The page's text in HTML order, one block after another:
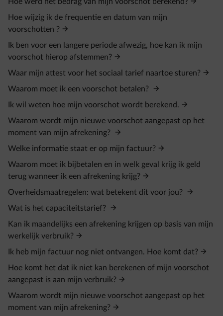
Hoe wijzig ik de frequentie en datum van mijn
voorschotten ?
Ik ben voor een langere periode afwezig, hoe kan ik mijn
voorschot hierop afstemmen?
Waar mijn attest voor het sociaal tarief naartoe sturen?
Waarom moet ik een voorschot betalen?
Ik wil weten hoe mijn voorschot wordt berekend.
Waarom wordt mijn nieuwe voorschot aangepast op het
moment van mijn afrekening?
Welke informatie staat er op mijn factuur?
Waarom moet ik bijbetalen en in welk geval krijg ik geld
terug wanneer ik een afrekening krijg?
Overheidsmaatregelen: wat betekent dit voor jou?
Wat is het capaciteitstarief?
Kan ik maandelijks een afrekening krijgen op basis van mijn
werkelijk verbruik?
Ik heb mijn factuur nog niet ontvangen. Hoe komt dat?
Hoe komt het dat ik niet kan berekenen of mijn voorschot
aangepast is aan mijn verbruik?
Waarom wordt mijn nieuwe voorschot aangepast op het
moment van mijn afrekening?